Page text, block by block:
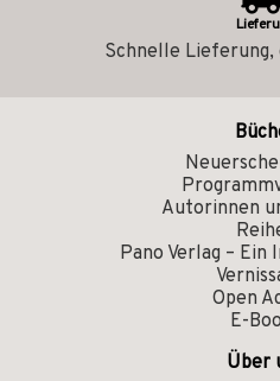
Schnelle Lieferung,
Autorinnen
Pano Verlag – Ein
Open
E-
Über